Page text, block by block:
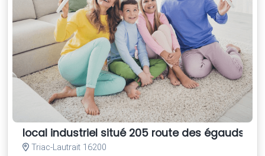
local industriel situé 205 route des égauds-
Triac-Lautrait 16200